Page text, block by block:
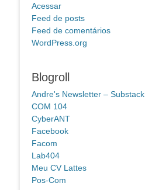
Acessar
Feed de posts
Feed de comentários
WordPress.org
Blogroll
Andre's Newsletter – Substack
COM 104
CyberANT
Facebook
Facom
Lab404
Meu CV Lattes
Pos-Com